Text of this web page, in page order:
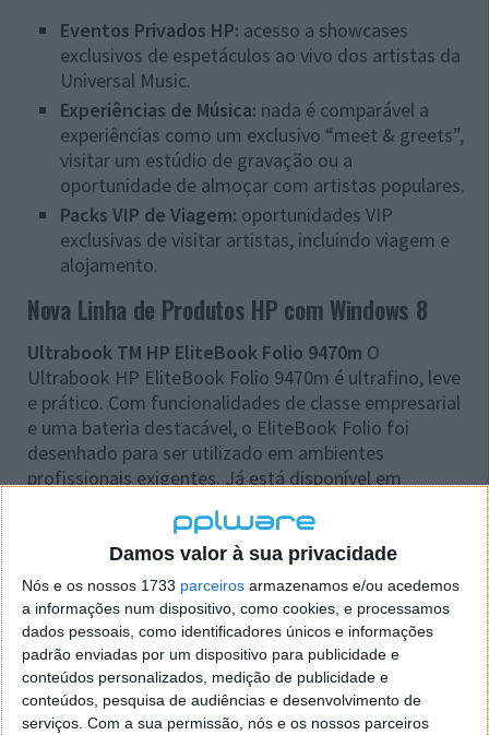
Damos valor à sua privacidade
Nós e os nossos 1733 parceiros armazenamos e/ou acedemos
a informações num dispositivo, como cookies, e processamos
dados pessoais, como identificadores únicos e informações
padrão enviadas por um dispositivo para publicidade e
conteúdos personalizados, medição de publicidade e
conteúdos, pesquisa de audiências e desenvolvimento de
serviços. Com a sua permissão, nós e os nossos parceiros
Eventos Privados HP: acesso a showcases
exclusivos de espetáculos ao vivo dos artistas da
Universal Music.
Experiências de Música: nada é comparável a
experiências como um exclusivo “meet & greets”,
visitar um estúdio de gravação ou a
oportunidade de almoçar com artistas populares.
Packs VIP de Viagem: oportunidades VIP
exclusivas de visitar artistas, incluindo viagem e
alojamento.
Nova Linha de Produtos HP com Windows 8
Ultrabook TM HP EliteBook Folio 9470m O
Ultrabook HP EliteBook Folio 9470m é ultrafino, leve
e prático. Com funcionalidades de classe empresarial
e uma bateria destacável, o EliteBook Folio foi
desenhado para ser utilizado em ambientes
profissionais exigentes. Já está disponível em